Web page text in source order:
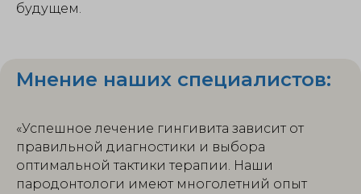
будущем.
Мнение наших специалистов:
«Успешное лечение гингивита зависит от
правильной диагностики и выбора
оптимальной тактики терапии. Наши
пародонтологи имеют многолетний опыт